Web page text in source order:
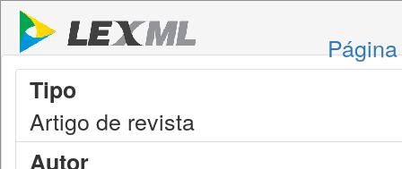
Tipo
Artigo de revista
Autor